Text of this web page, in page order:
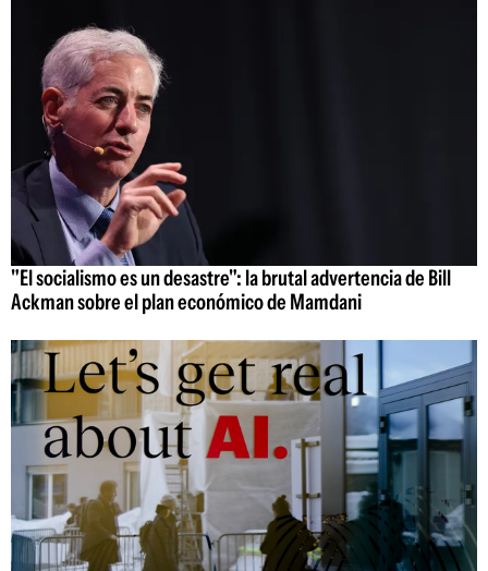
"El socialismo es un desastre": la brutal advertencia de Bill
Ackman sobre el plan económico de Mamdani